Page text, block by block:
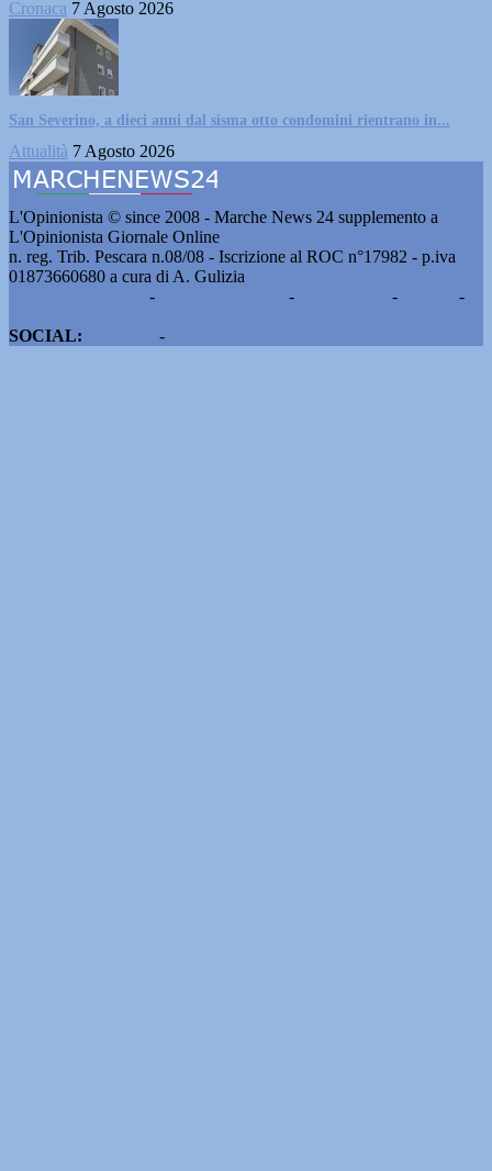
Cronaca 7 Agosto 2026
San Severino, a dieci anni dal sisma otto condomini rientrano in...
Attualità 7 Agosto 2026
L'Opinionista © since 2008 - Marche News 24 supplemento a
L'Opinionista Giornale Online
n. reg. Trib. Pescara n.08/08 - Iscrizione al ROC n°17982 - p.iva
01873660680 a cura di A. Gulizia
- - -
-
SOCIAL:
-